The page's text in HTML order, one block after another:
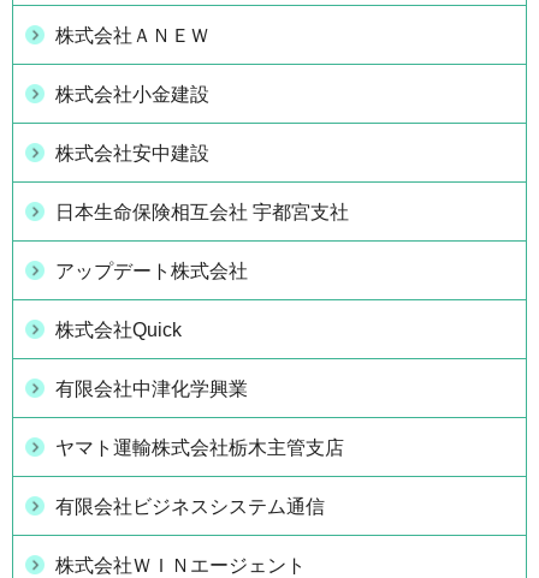
株式会社ＡＮＥＷ
株式会社小金建設
株式会社安中建設
日本生命保険相互会社 宇都宮支社
アップデート株式会社
株式会社Quick
有限会社中津化学興業
ヤマト運輸株式会社栃木主管支店
有限会社ビジネスシステム通信
株式会社ＷＩＮエージェント